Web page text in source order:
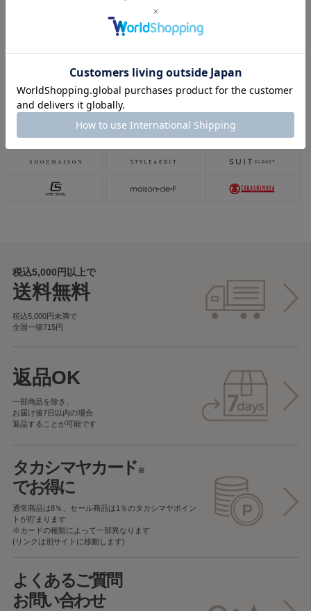
vol.93 本命夏小物ガイド 2026
関連ショップ
税込5,000円以上で
送料無料
税込5,000円未満で
全国一律715円
返品OK
一部商品を除き、
お届け後7日以内の場合
返品することが可能です
タカシマヤカード※
でお得に
通常商品は8％、セール商品は1％のタカシマヤポイン
トが貯まります
※カードの種類によって一部異なります
(リンクは別サイトに移動します)
よくあるご質問
お問い合わせ